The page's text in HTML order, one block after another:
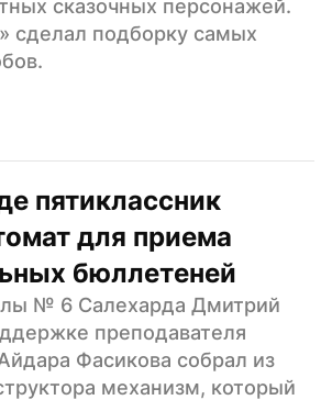
сказочных персонажей.
сделал подборку самых
пятиклассник
для приема
бюллетеней
№ 6 Салехарда Дмитрий
преподавателя
Фасикова собрал из
механизм, который